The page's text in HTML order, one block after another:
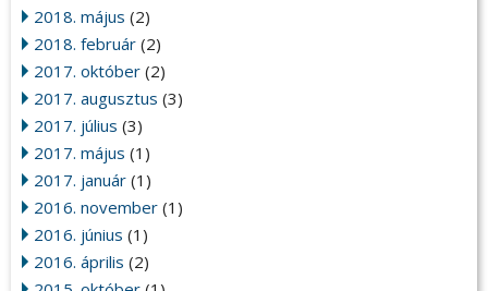
2018. május (2)
2018. február (2)
2017. október (2)
2017. augusztus (3)
2017. július (3)
2017. május (1)
2017. január (1)
2016. november (1)
2016. június (1)
2016. április (2)